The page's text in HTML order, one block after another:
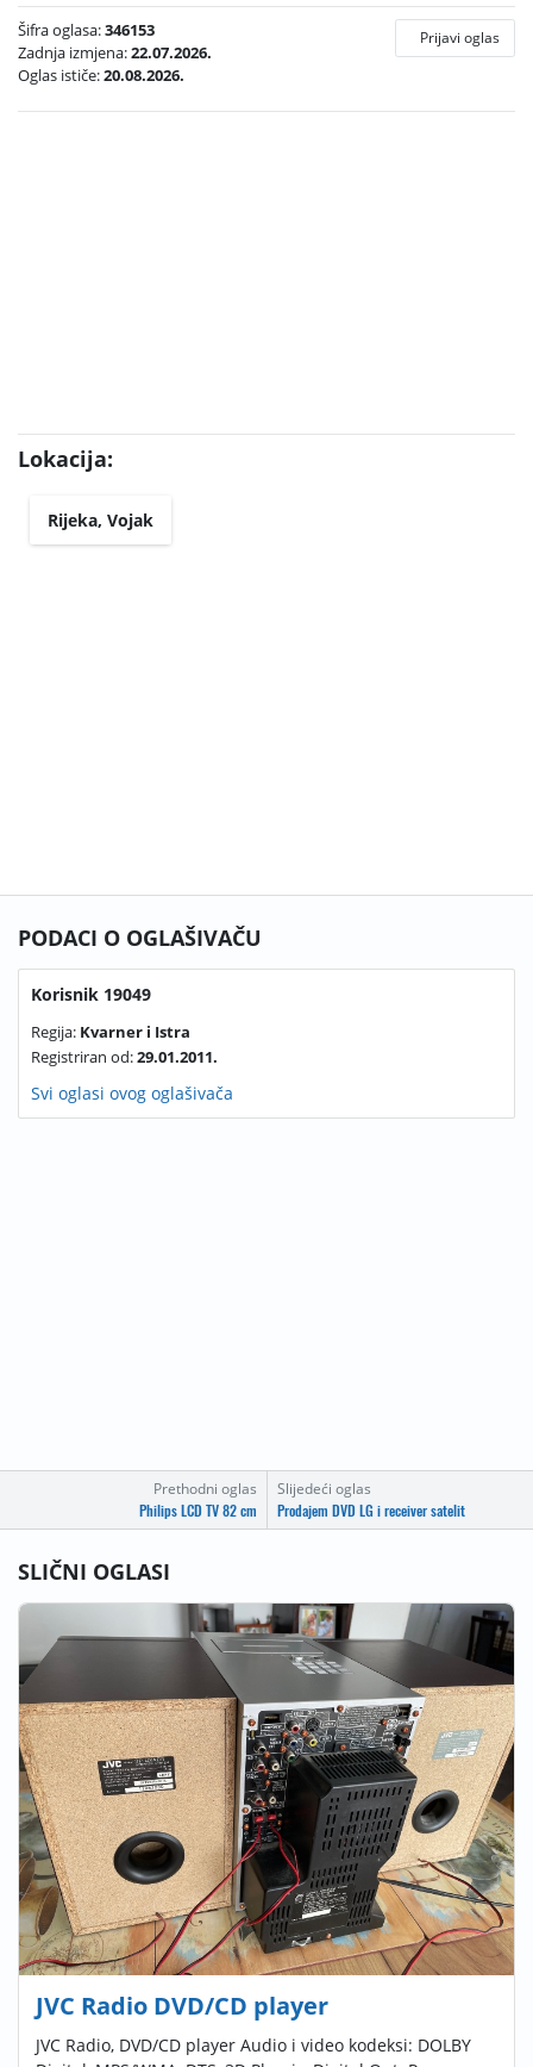
Šifra oglasa:346153
Zadnja izmjena:22.07.2026.
Oglas ističe:20.08.2026.
Prijavi oglas
Lokacija:
Rijeka, Vojak
Prethodni oglas
Philips LCD TV 82 cm
Slijedeći oglas
Prodajem DVD LG i receiver satelit
PODACI O OGLAŠIVAČU
Korisnik 19049
Regija: Kvarner i Istra
Registriran od:29.01.2011.
Svi oglasi ovog oglašivača
SLIČNI OGLASI
JVC Radio DVD/CD player
JVC Radio, DVD/CD player Audio i video kodeksi: DOLBY